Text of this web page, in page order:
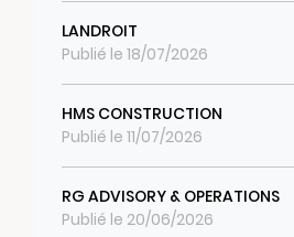
LANDROIT
Publié le 18/07/2026
HMS CONSTRUCTION
Publié le 11/07/2026
RG ADVISORY & OPERATIONS
Publié le 20/06/2026